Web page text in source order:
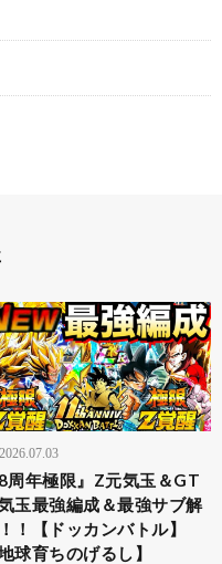
2026.07.03
8周年極限』Z元気玉＆GT
玉最強編成＆最強サブ解
！【ドッカンバトル】
地球育ちのげるし】